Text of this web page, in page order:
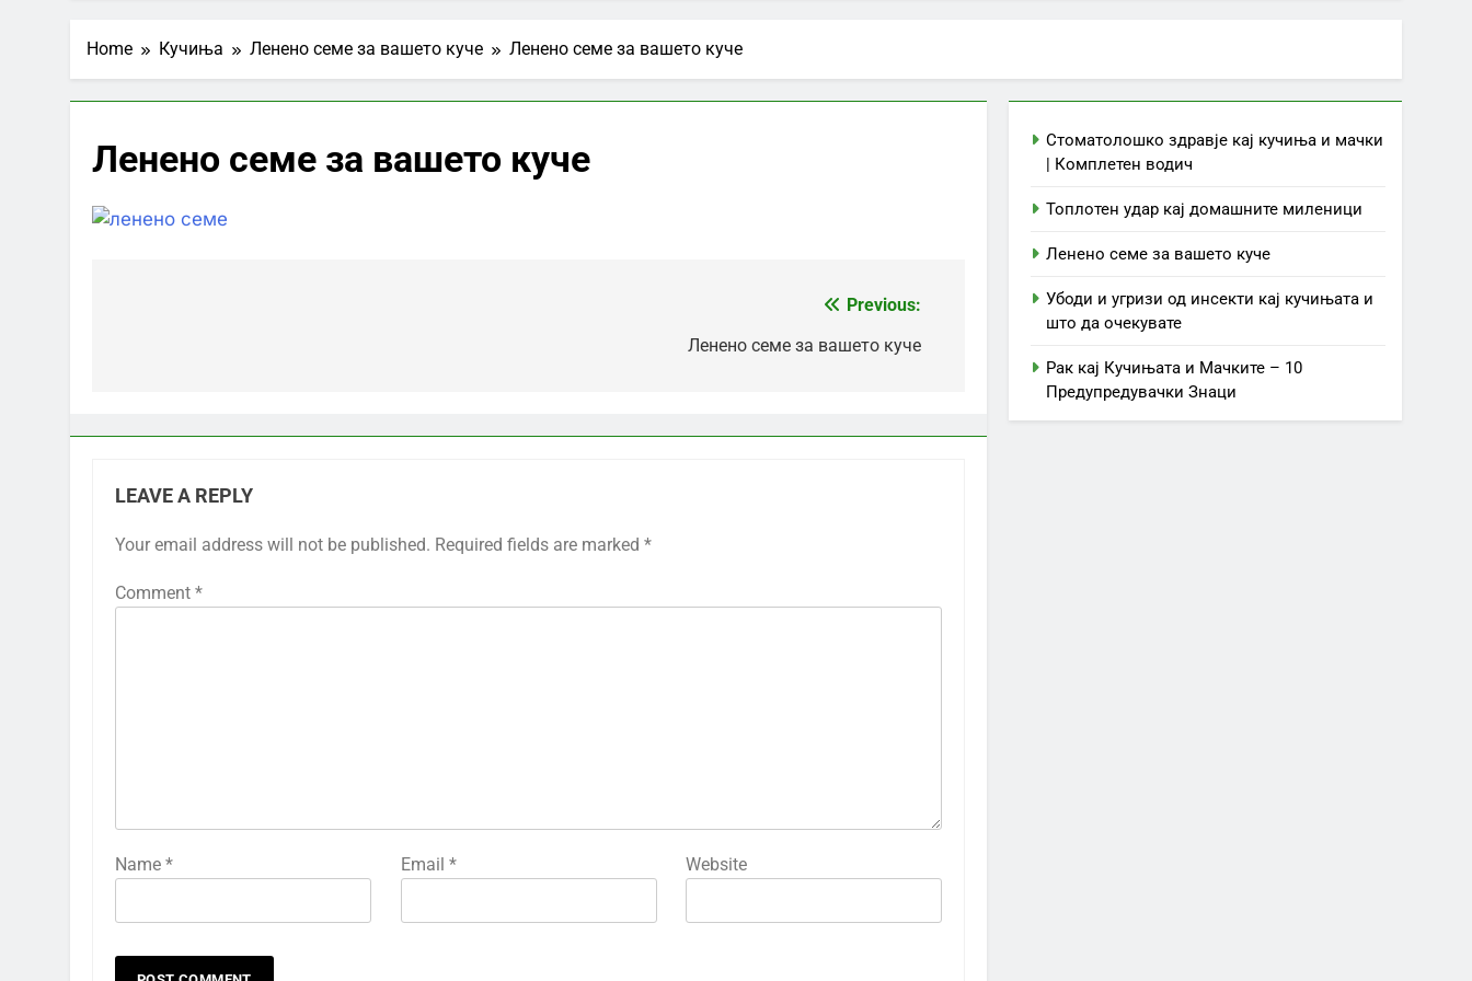
Home Кучиња Ленено семе за вашето куче Ленено семе за вашето куче
Ленено семе за вашето куче
Previous:
Ленено семе за вашето куче
LEAVE A REPLY
Your email address will not be published. Required fields are marked *
Comment *
Name * Email * Website
Стоматолошко здравје кај кучиња и мачки
| Комплетен водич
Топлотен удар кај домашните миленици
Ленено семе за вашето куче
Убоди и угризи од инсекти кај кучињата и
што да очекувате
Рак кај Кучињата и Мачките – 10
Предупредувачки Знаци